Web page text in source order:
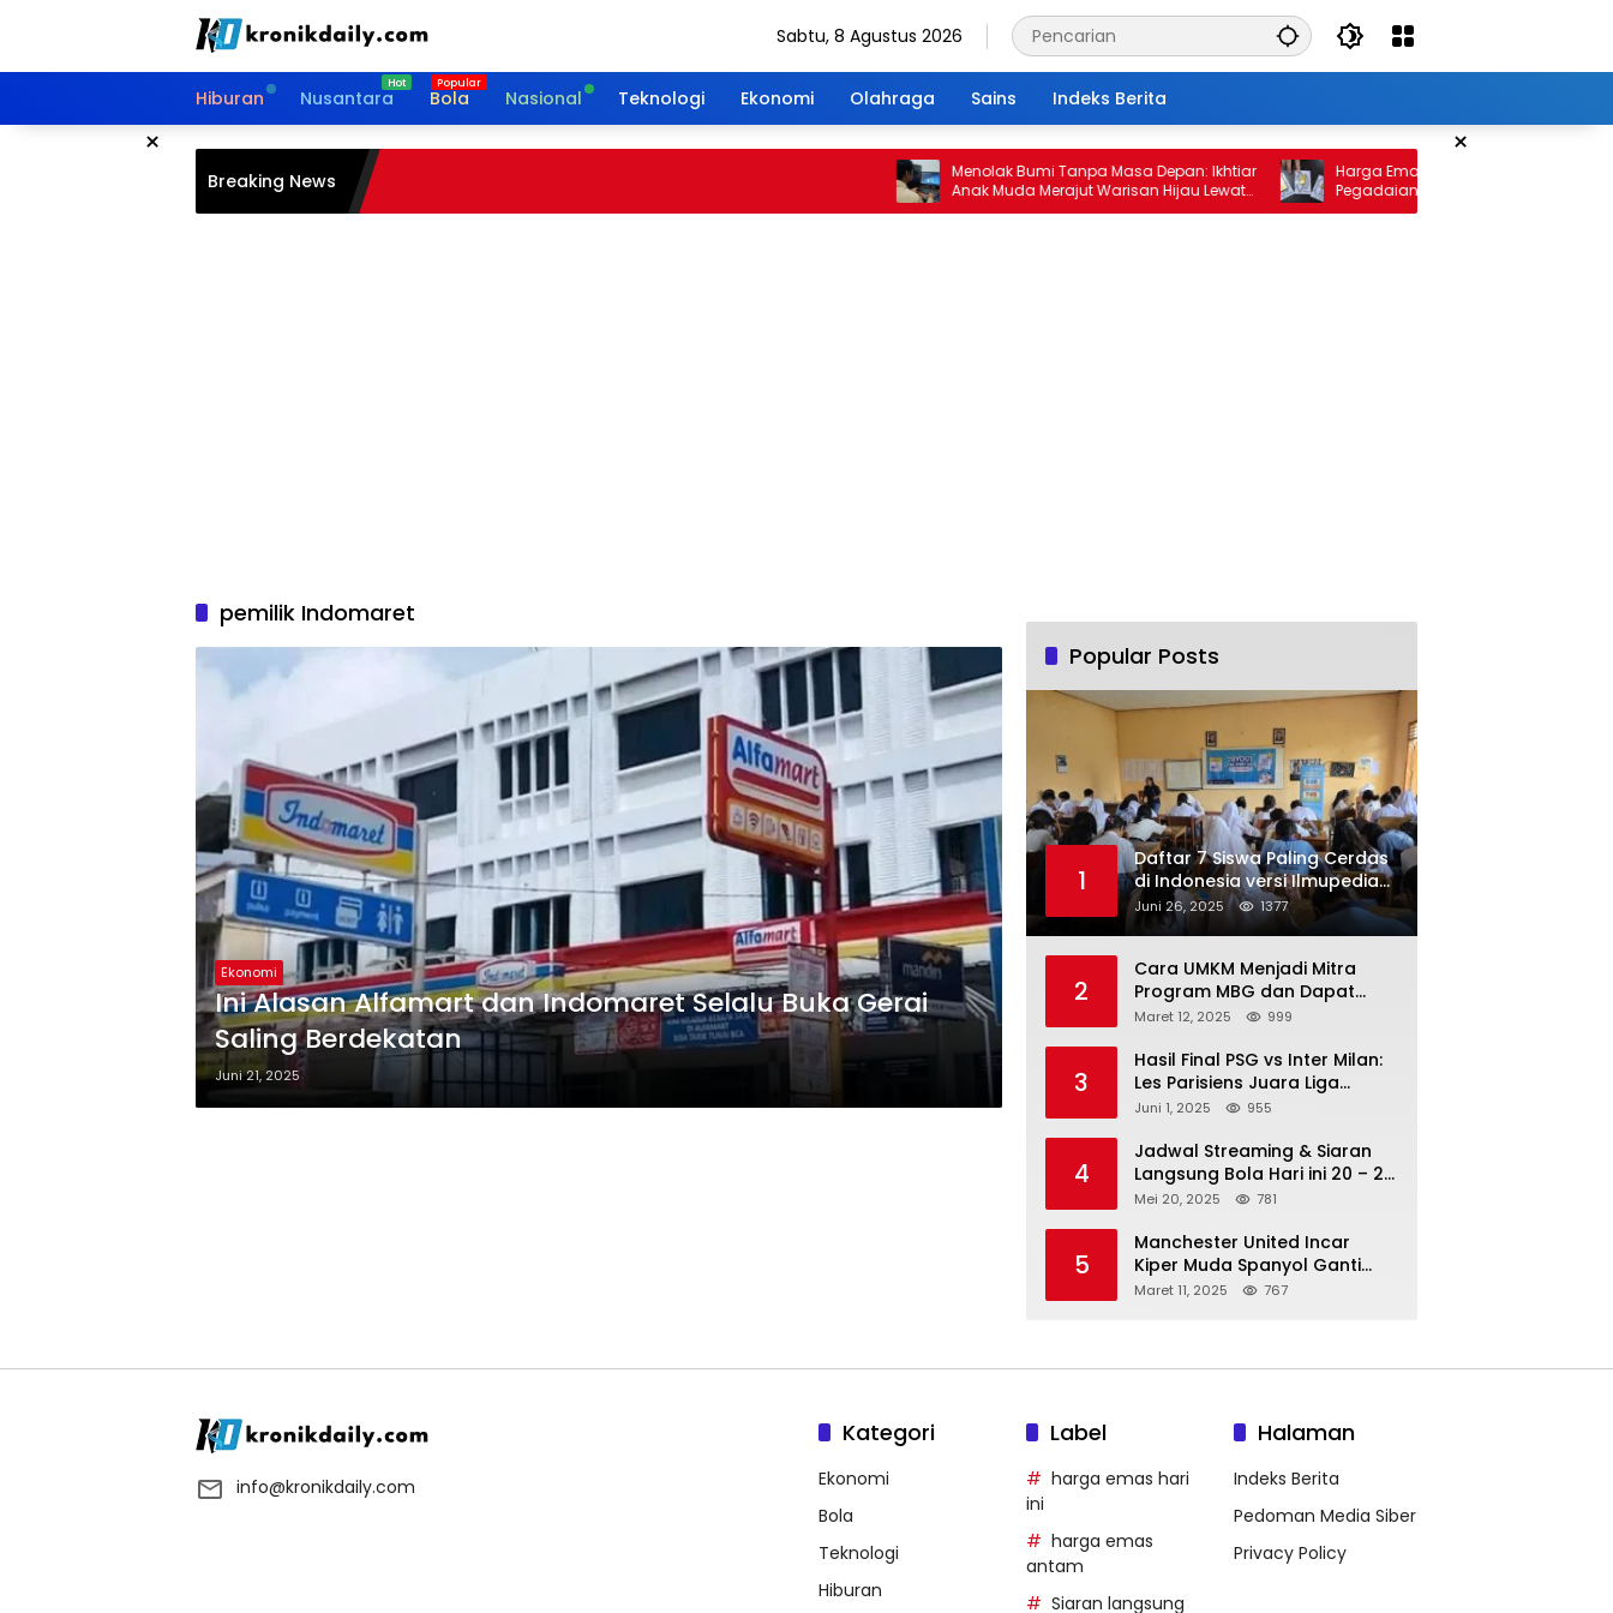
Sabtu, 8 Agustus 2026
Hiburan Nusantara Bola Nasional Teknologi Ekonomi Olahraga Sains Indeks Berita
× ×
Breaking News
Menolak Bumi Tanpa Masa Depan: Ikhtiar
Anak Muda Merajut Warisan Hijau Lewat
Portal Waktu
Harga Emas 10 Februari 2026: Antam dan
Pegadaian Kembali Melonjak
pemilik Indomaret
Ekonomi
Ini Alasan Alfamart dan Indomaret Selalu Buka Gerai
Saling Berdekatan
Juni 21, 2025
Popular Posts
1
Daftar 7 Siswa Paling Cerdas
di Indonesia versi Ilmupedia
Tryout UTBK 2025
Juni 26, 2025 1377
2
Cara UMKM Menjadi Mitra
Program MBG dan Dapat
Modal Hingga Rp500 Juta
Maret 12, 2025 999
3
Hasil Final PSG vs Inter Milan:
Les Parisiens Juara Liga
Champions 2025 usai Bantai il
Juni 1, 2025 955
4
Jadwal Streaming & Siaran
Langsung Bola Hari ini 20 – 21
Mei 2025: Manchester City vs
Mei 20, 2025 781
5
Manchester United Incar
Kiper Muda Spanyol Ganti
Andre Onana
Maret 11, 2025 767
info@kronikdaily.com
Kategori
Ekonomi
Bola
Teknologi
Hiburan
Label
harga emas hari
ini
harga emas
antam
Siaran langsung
Halaman
Indeks Berita
Pedoman Media Siber
Privacy Policy